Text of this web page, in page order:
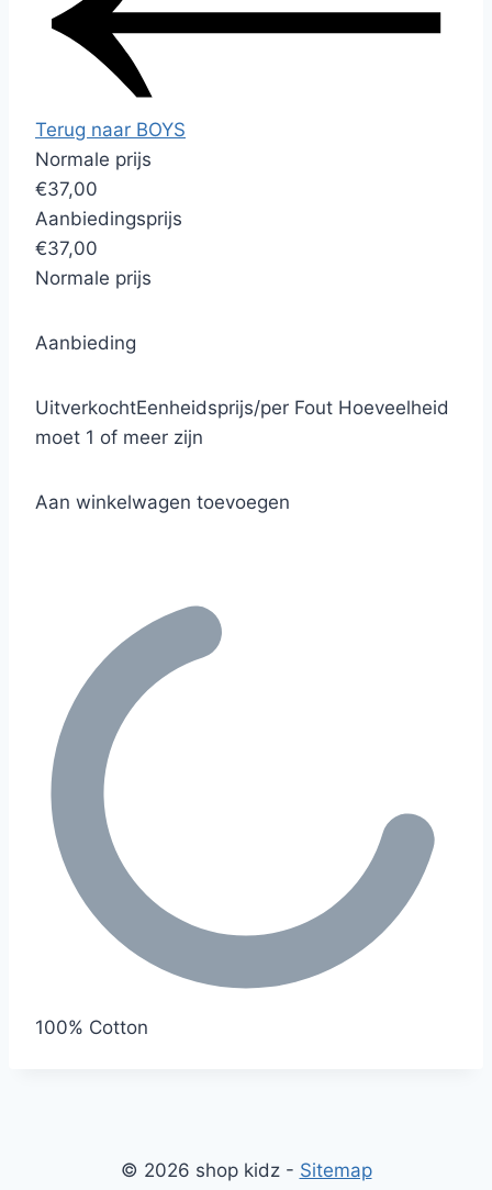
Terug naar BOYS
Normale prijs
€37,00
Aanbiedingsprijs
€37,00
Normale prijs
Aanbieding
UitverkochtEenheidsprijs/per Fout Hoeveelheid
moet 1 of meer zijn
Aan winkelwagen toevoegen
100% Cotton
© 2026 shop kidz - Sitemap